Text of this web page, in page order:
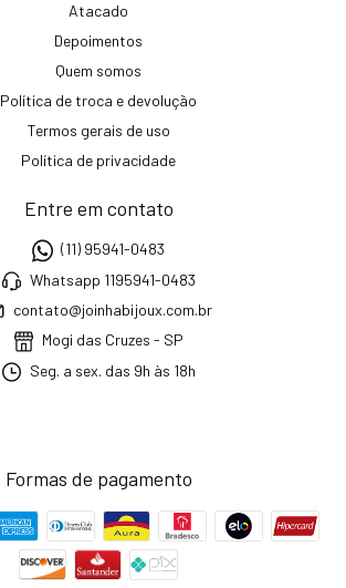
Atacado
Depoimentos
Quem somos
Política de troca e devolução
Termos gerais de uso
Política de privacidade
Entre em contato
(11) 95941-0483
Whatsapp 1195941-0483
contato@joinhabijoux.com.br
Mogi das Cruzes - SP
Seg. a sex. das 9h às 18h
Formas de pagamento